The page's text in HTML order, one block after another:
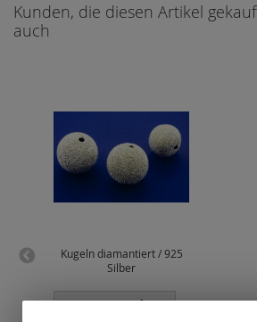
Kunden, die diesen Artikel
auch
Kugeln diamantiert / 925
Silber
Preise nur für